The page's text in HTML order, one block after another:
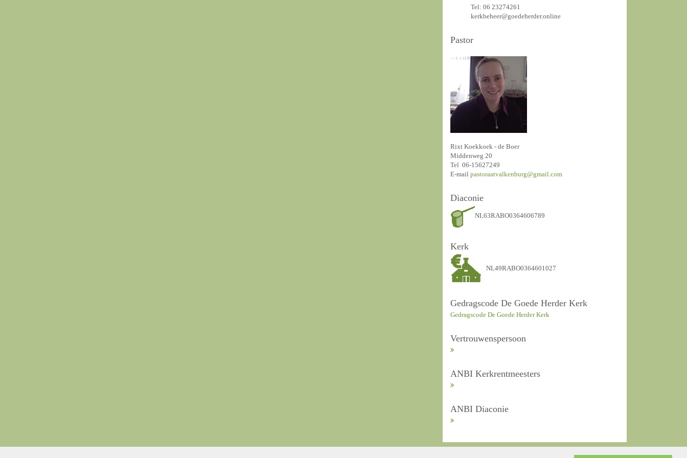
Tel: 06 23274261
kerkbeheer@goedeherder.online
Pastor
Rixt Koekkoek - de Boer
Middenweg 20
Tel 06-15627249
E-mailpastoraatvalkenburg@gmail.com
Diaconie
NL63RABO0364606789
Kerk
NL49RABO0364601027
Gedragscode De Goede Herder Kerk
Gedragscode De Goede Herder Kerk
Vertrouwenspersoon
ANBI Kerkrentmeesters
ANBI Diaconie